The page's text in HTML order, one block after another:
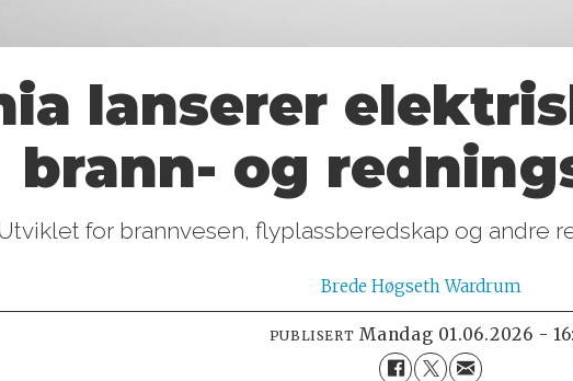
lanserer
brann- og
Utviklet for brannvesen, flyplassberedskap og andre
Brede Høgseth Wardrum
PUBLISERT mandag 01.06.2026 -